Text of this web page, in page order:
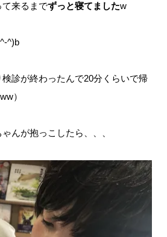
来るまでずっと寝てましたw
^)b
検診が終わったんで20分くらいで帰
）
んが抱っこしたら、、、